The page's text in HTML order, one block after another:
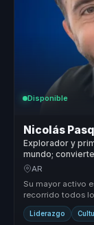
Disponible
Nicolás
Explorador y
mundo;
mejores
AR
Su mayor activo
recorrido todos
aprendizaj...
Liderazgo